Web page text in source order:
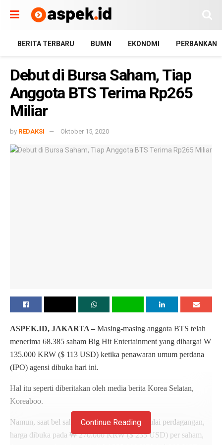
BERITA TERBARU BUMN EKONOMI PERBANKAN
Debut di Bursa Saham, Tiap
Anggota BTS Terima Rp265
Miliar
by REDAKSI Oktober 15, 2020
ASPEK.ID, JAKARTA – Masing-masing anggota BTS telah
menerima 68.385 saham Big Hit Entertainment yang dihargai ₩
135.000 KRW ($ 113 USD) ketika penawaran umum perdana
(IPO) agensi dibuka hari ini.
Hal itu seperti diberitakan oleh media berita Korea Selatan,
Koreaboo.
Namun, saat bel saham berbunyi untuk memulai perdagangan,
harga dibuka pada ₩ 270.000 KRW ($ 235 USD) per saham,
Continue Reading